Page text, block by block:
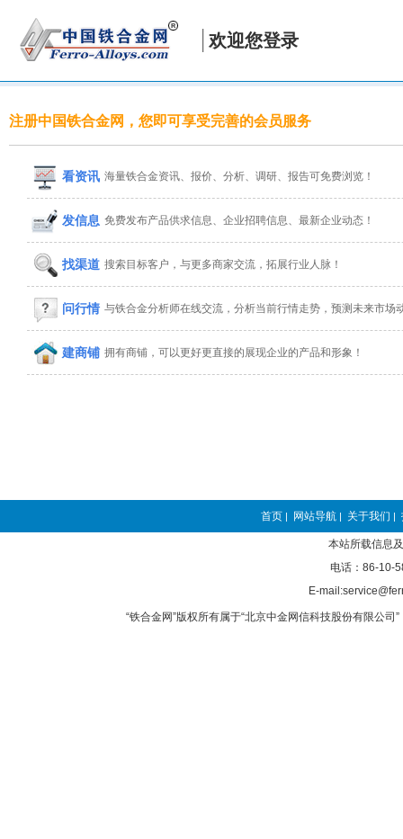
欢迎您登录
注册中国铁合金网，您即可享受完善的会员服务
看资讯 海量铁合金资讯、报价、分析、调研、报告可免费浏览！
发信息 免费发布产品供求信息、企业招聘信息、最新企业动态！
找渠道 搜索目标客户，与更多商家交流，拓展行业人脉！
问行情 与铁合金分析师在线交流，分析当前行情走势，预测未来市场
建商铺 拥有商铺，可以更好更直接的展现企业的产品和形象！
首页 | 网站导航 | 关于我们 |
本站所载信息
电话：86-10-
E-
“铁合金网”版权所有属于“北京中金网信科技股份有限公司